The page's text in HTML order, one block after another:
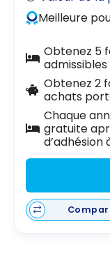
Meilleure
Obtenez 5
Obtenez 2
achats
Chaque
gratuite
d’adhésion